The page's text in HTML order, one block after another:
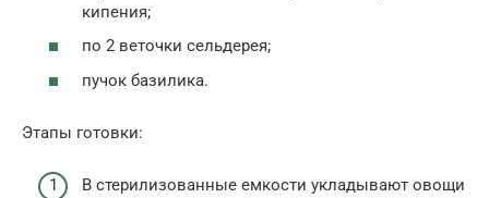
кипения;
по 2 веточки сельдерея;
пучок базилика.
Этапы готовки:
В стерилизованные емкости укладывают овощи